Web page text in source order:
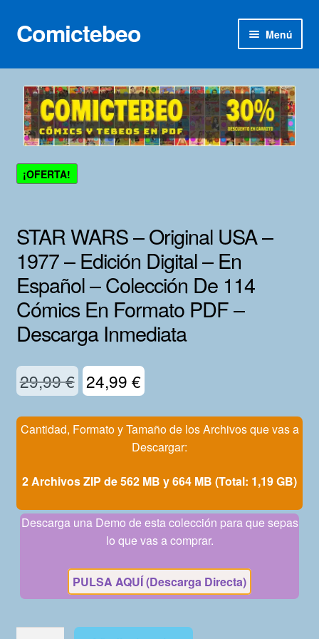
Ir
a
Ir
al
Comictebeo Menú
Inicio
Categorías
Franco-Belga
Inédita
Adultos
Porno 3D
Mi Cuenta
¡OFERTA!
STAR WARS – Original USA –
1977 – Edición Digital – En
Español – Colección De 114
Cómics En Formato PDF –
Descarga Inmediata
29,99€ El
original
29,99 €.
24,99 €
actual
es:
24,99 €.
Cantidad, Formato y Tamaño de los Archivos que vas a
Descargar:
2 Archivos ZIP de 562 MB y 664 MB (Total: 1,19 GB)
Descarga una Demo de esta colección para que sepas
lo que vas a comprar.
PULSA AQUÍ (Descarga Directa)